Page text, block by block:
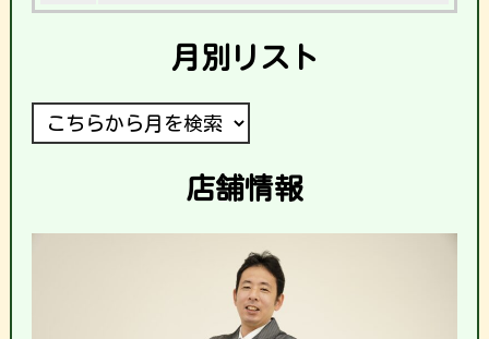
月別リスト
店舗情報